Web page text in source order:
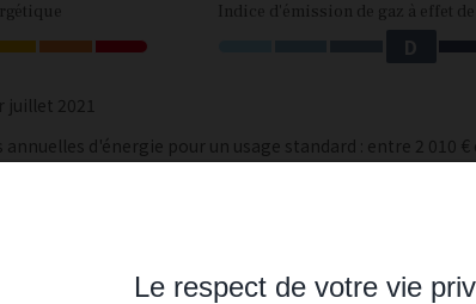
juillet 2021
Indice d'émission de gaz à effet
D
d'énergie pour un usage standard : entre 2 010 €
Le respect de votre vie